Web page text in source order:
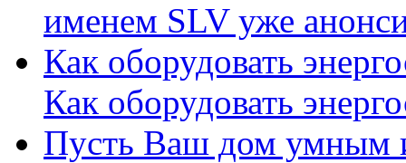
именем SLV уже
Как оборудовать
Как оборудовать
Пусть Ваш дом умным